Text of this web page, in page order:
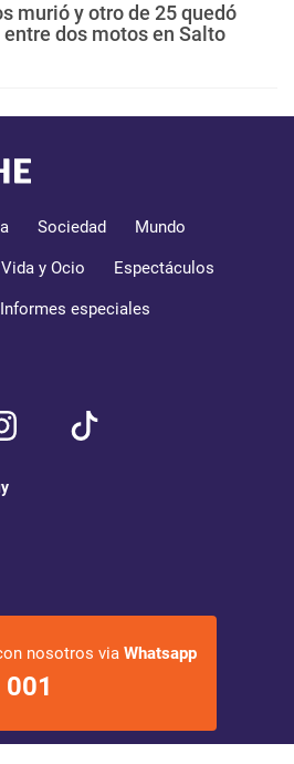
murió y otro de 25 quedó
dos motos en Salto
Sociedad Mundo
Vida y Ocio Espectáculos
Informes especiales
nosotros via Whatsapp